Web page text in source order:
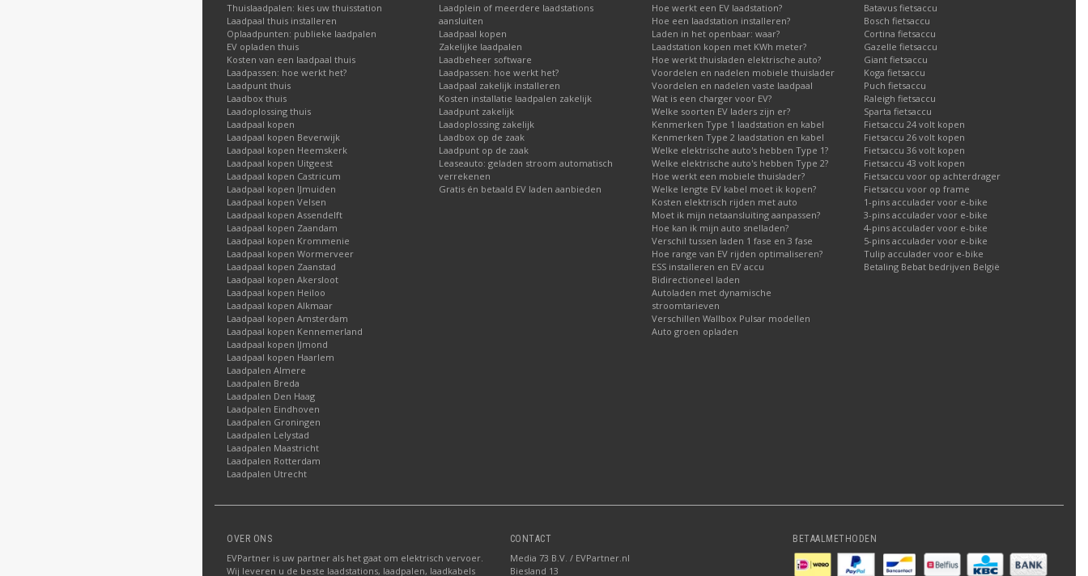
Thuislaadpalen: kies uw thuisstation
Laadpaal thuis installeren
Oplaadpunten: publieke laadpalen
EV opladen thuis
Kosten van een laadpaal thuis
Laadpassen: hoe werkt het?
Laadpunt thuis
Laadbox thuis
Laadoplossing thuis
Laadpaal kopen
Laadpaal kopen Beverwijk
Laadpaal kopen Heemskerk
Laadpaal kopen Uitgeest
Laadpaal kopen Castricum
Laadpaal kopen IJmuiden
Laadpaal kopen Velsen
Laadpaal kopen Assendelft
Laadpaal kopen Zaandam
Laadpaal kopen Krommenie
Laadpaal kopen Wormerveer
Laadpaal kopen Zaanstad
Laadpaal kopen Akersloot
Laadpaal kopen Heiloo
Laadpaal kopen Alkmaar
Laadpaal kopen Amsterdam
Laadpaal kopen Kennemerland
Laadpaal kopen IJmond
Laadpaal kopen Haarlem
Laadpalen Almere
Laadpalen Breda
Laadpalen Den Haag
Laadpalen Eindhoven
Laadpalen Groningen
Laadpalen Lelystad
Laadpalen Maastricht
Laadpalen Rotterdam
Laadpalen Utrecht
Laadplein of meerdere laadstations
aansluiten
Laadpaal kopen
Zakelijke laadpalen
Laadbeheer software
Laadpassen: hoe werkt het?
Laadpaal zakelijk installeren
Kosten installatie laadpalen zakelijk
Laadpunt zakelijk
Laadoplossing zakelijk
Laadbox op de zaak
Laadpunt op de zaak
Leaseauto: geladen stroom automatisch
verrekenen
Gratis én betaald EV laden aanbieden
Hoe werkt een EV laadstation?
Hoe een laadstation installeren?
Laden in het openbaar: waar?
Laadstation kopen met KWh meter?
Hoe werkt thuisladen elektrische auto?
Voordelen en nadelen mobiele thuislader
Voordelen en nadelen vaste laadpaal
Wat is een charger voor EV?
Welke soorten EV laders zijn er?
Kenmerken Type 1 laadstation en kabel
Kenmerken Type 2 laadstation en kabel
Welke elektrische auto's hebben Type 1?
Welke elektrische auto's hebben Type 2?
Hoe werkt een mobiele thuislader?
Welke lengte EV kabel moet ik kopen?
Kosten elektrisch rijden met auto
Moet ik mijn netaansluiting aanpassen?
Hoe kan ik mijn auto snelladen?
Verschil tussen laden 1 fase en 3 fase
Hoe range van EV rijden optimaliseren?
ESS installeren en EV accu
Bidirectioneel laden
Autoladen met dynamische
stroomtarieven
Verschillen Wallbox Pulsar modellen
Auto groen opladen
Batavus fietsaccu
Bosch fietsaccu
Cortina fietsaccu
Gazelle fietsaccu
Giant fietsaccu
Koga fietsaccu
Puch fietsaccu
Raleigh fietsaccu
Sparta fietsaccu
Fietsaccu 24 volt kopen
Fietsaccu 26 volt kopen
Fietsaccu 36 volt kopen
Fietsaccu 43 volt kopen
Fietsaccu voor op achterdrager
Fietsaccu voor op frame
1-pins acculader voor e-bike
3-pins acculader voor e-bike
4-pins acculader voor e-bike
5-pins acculader voor e-bike
Tulip acculader voor e-bike
Betaling Bebat bedrijven België
OVER ONS
EVPartner is uw partner als het gaat om elektrisch vervoer.
Wij leveren u de beste laadstations, laadpalen, laadkabels
CONTACT
Media 73 B.V. / EVPartner.nl
Biesland 13
BETAALMETHODEN